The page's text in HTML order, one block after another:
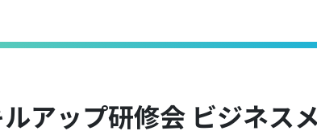
アップ研修会 ビジネス